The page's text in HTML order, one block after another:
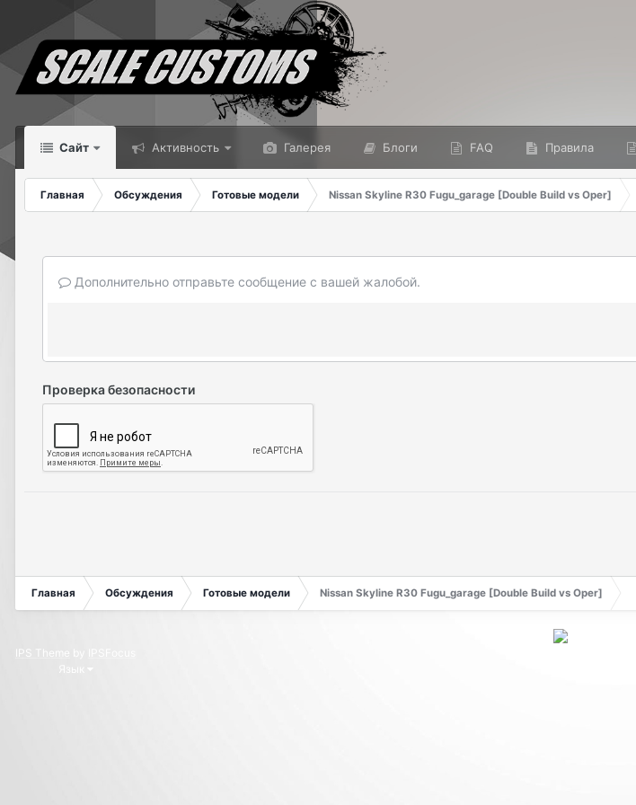
Сайт Активность Галерея Блоги FAQ Правила
Главная Обсуждения Готовые модели Nissan Skyline R30 Fugu_garage [Double Build vs Oper]
Дополнительно отправьте сообщение с вашей жалобой.
Проверка безопасности
Главная Обсуждения Готовые модели Nissan Skyline R30 Fugu_garage [Double Build vs Oper]
IPS Theme